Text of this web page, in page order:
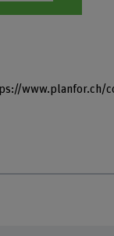
www.planfor.ch/